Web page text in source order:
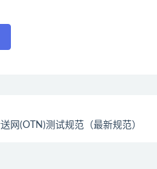
网(OTN)测试规范（最新规范）